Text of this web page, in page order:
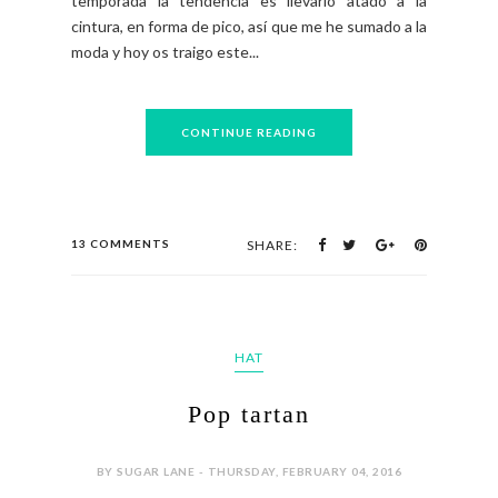
cintura, en forma de pico, así que me he sumado a la
moda y hoy os traigo este...
CONTINUE READING
13 COMMENTS SHARE:
HAT
Pop tartan
BY SUGAR LANE - THURSDAY, FEBRUARY 04, 2016